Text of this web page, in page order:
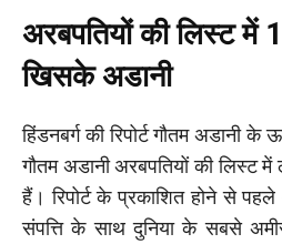
अरबपतियों की लिस्ट में
खिसके अडानी
हिंडनबर्ग की रिपोर्ट गौतम अडानी
गौतम अडानी अरबपतियों की लिस्ट
हैं। रिपोर्ट के प्रकाशित होने से
संपत्ति के साथ दुनिया के सबसे